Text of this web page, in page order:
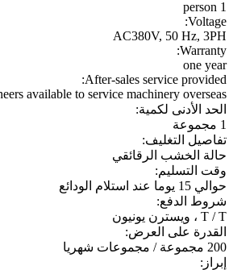
1 person
Voltage:
AC380V, 50 Hz, 3PH
Warranty:
one year
After-sales service provided:
available to service machinery overseas
الحد الأدنى لكمية:
1 مجموعة
تفاصيل التغليف:
حالة الخشب الرقائقي
وقت التسليم:
حوالي 15 يوما عند استلام الودائع
شروط الدفع:
T / T ، ويسترن يونيون
القدرة على العرض:
200 مجموعة / مجموعات شهريا
إبراز: